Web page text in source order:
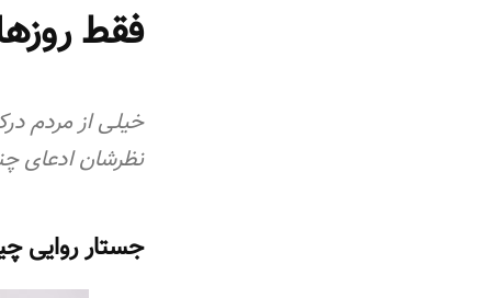
ی
فقط
خیلی از مردم
نظرشان ادعای
جستار روایی